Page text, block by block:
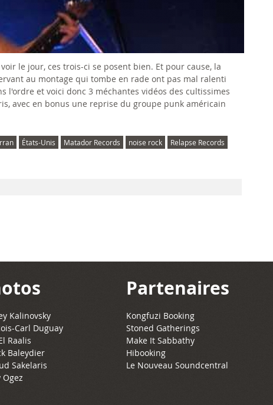
le jour, ces trois-ci se posent bien. Et pour cause, la
au montage qui tombe en rade ont pas mal ralenti
l'ordre et voici donc 3 méchantes vidéos des cultissimes
avec en bonus une reprise du groupe punk américain
États-Unis Matador Records noise rock
Relapse Records
Kalinovsky
Carl Duguay
Raalis
Baleydier
Sakelaris
Ogez
Partenaires
Kongfuzi Booking
Stoned Gatherings
Make It Sabbathy
Hibooking
Le Nouveau Soundcentral